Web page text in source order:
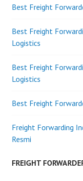
Best Freight
Best Freight
Logistics
Best Freight
Logistics
Best Freight
Freight Forwarding
Resmi
FREIGHT